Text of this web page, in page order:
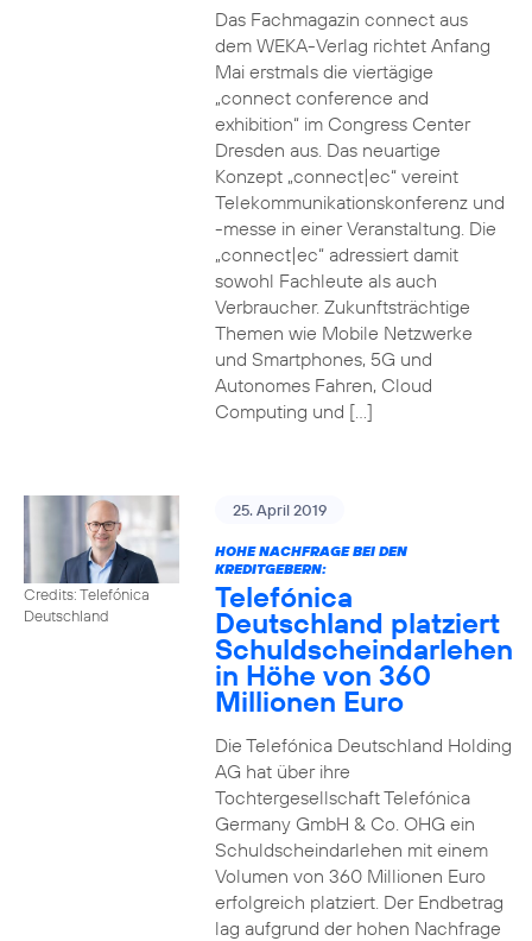
Das Fachmagazin connect aus
dem WEKA-Verlag richtet Anfang
Mai erstmals die viertägige
„connect conference and
exhibition“ im Congress Center
Dresden aus. Das neuartige
Konzept „connect|ec“ vereint
Telekommunikationskonferenz und
-messe in einer Veranstaltung. Die
„connect|ec“ adressiert damit
sowohl Fachleute als auch
Verbraucher. Zukunftsträchtige
Themen wie Mobile Netzwerke
und Smartphones, 5G und
Autonomes Fahren, Cloud
Computing und […]
Credits: Telefónica
Deutschland
25. April 2019
HOHE NACHFRAGE BEI DEN
KREDITGEBERN:
Telefónica
Deutschland platziert
Schuldscheindarlehen
in Höhe von 360
Millionen Euro
Die Telefónica Deutschland Holding
AG hat über ihre
Tochtergesellschaft Telefónica
Germany GmbH & Co. OHG ein
Schuldscheindarlehen mit einem
Volumen von 360 Millionen Euro
erfolgreich platziert. Der Endbetrag
lag aufgrund der hohen Nachfrage